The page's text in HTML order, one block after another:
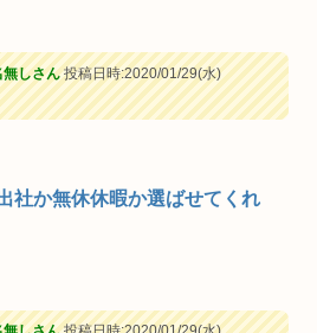
無しさん投稿日時:2020/01/29(水)
社か無休休暇か選ばせてくれ